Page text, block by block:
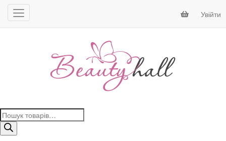
Увійти
Пошук
товарів